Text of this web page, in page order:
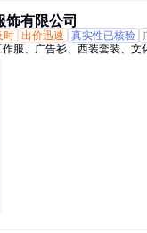
饰有限公司
时 出价迅速 真实性已核验
服、广告衫、西装套装、文